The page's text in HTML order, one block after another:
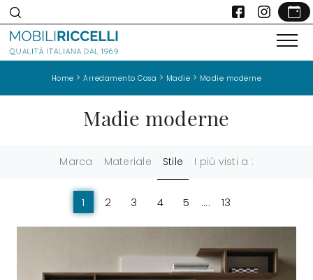
Home >Arredamento Casa > Madie > Madie moderne
Madie moderne
Marca Materiale Stile I più visti a :
1 2 3 4 5 .... 13